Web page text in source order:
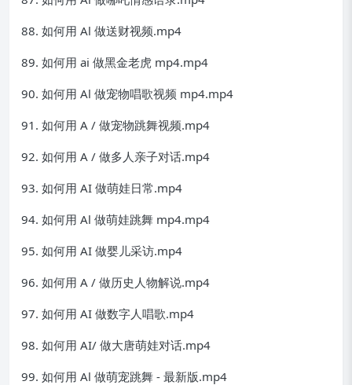
88. 如何用 Al 做送财视频.mp4
89. 如何用 ai 做黑金老虎 mp4.mp4
90. 如何用 Al 做宠物唱歌视频 mp4.mp4
91. 如何用 A / 做宠物跳舞视频.mp4
92. 如何用 A / 做多人亲子对话.mp4
93. 如何用 AI 做萌娃日常.mp4
94. 如何用 Al 做萌娃跳舞 mp4.mp4
95. 如何用 AI 做婴儿采访.mp4
96. 如何用 A / 做历史人物解说.mp4
97. 如何用 AI 做数字人唱歌.mp4
98. 如何用 AI/ 做大唐萌娃对话.mp4
99. 如何用 Al 做萌宠跳舞 - 最新版.mp4